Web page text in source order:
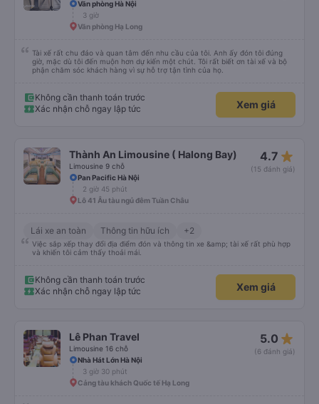
Văn phòng Hà Nội
3 giờ
Văn phòng Hạ Long
Tài xế rất chu đáo và quan tâm đến nhu cầu của tôi. Anh ấy đón tôi đúng
giờ, mặc dù tôi đến muộn hơn dự kiến ​​một chút. Tôi rất biết ơn tài xế và bộ
phận chăm sóc khách hàng vì sự hỗ trợ tận tình của họ.
Không cần thanh toán trước
Xác nhận chỗ ngay lập tức
Xem giá
Thành An Limousine ( Halong Bay)
Limousine 9 chỗ
4.7 star_rate
(15 đánh giá)
Pan Pacific Hà Nội
2 giờ 45 phút
Lô 41 Âu tàu ngủ đêm Tuần Châu
Lái xe an toàn Thông tin hữu ích +2
Việc sắp xếp thay đổi địa điểm đón và thông tin xe &amp; tài xế rất phù hợp
và khiến tôi cảm thấy thoải mái.
Không cần thanh toán trước
Xác nhận chỗ ngay lập tức
Xem giá
Lê Phan Travel
Limousine 16 chỗ
5.0 star_rate
(6 đánh giá)
Nhà Hát Lớn Hà Nội
3 giờ 30 phút
Cảng tàu khách Quốc tế Hạ Long